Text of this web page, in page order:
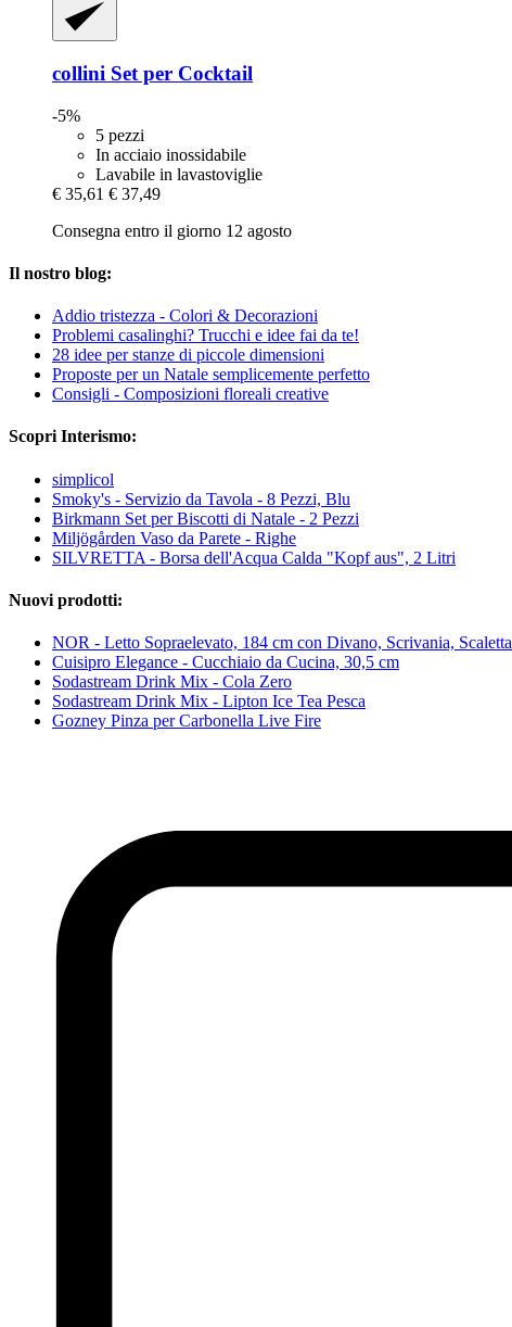
collini Set per Cocktail
-5%
5 pezzi
In acciaio inossidabile
Lavabile in lavastoviglie
€ 35,61 € 37,49
Consegna entro il giorno 12 agosto
Il nostro blog:
Addio tristezza - Colori & Decorazioni
Problemi casalinghi? Trucchi e idee fai da te!
28 idee per stanze di piccole dimensioni
Proposte per un Natale semplicemente perfetto
Consigli - Composizioni floreali creative
Scopri Interismo:
simplicol
Smoky's - Servizio da Tavola - 8 Pezzi, Blu
Birkmann Set per Biscotti di Natale - 2 Pezzi
Miljögården Vaso da Parete - Righe
SILVRETTA - Borsa dell'Acqua Calda "Kopf aus", 2 Litri
Nuovi prodotti:
NOR - Letto Sopraelevato, 184 cm con Divano, Scrivania,
Cuisipro Elegance - Cucchiaio da Cucina, 30,5 cm
Sodastream Drink Mix - Cola Zero
Sodastream Drink Mix - Lipton Ice Tea Pesca
Gozney Pinza per Carbonella Live Fire